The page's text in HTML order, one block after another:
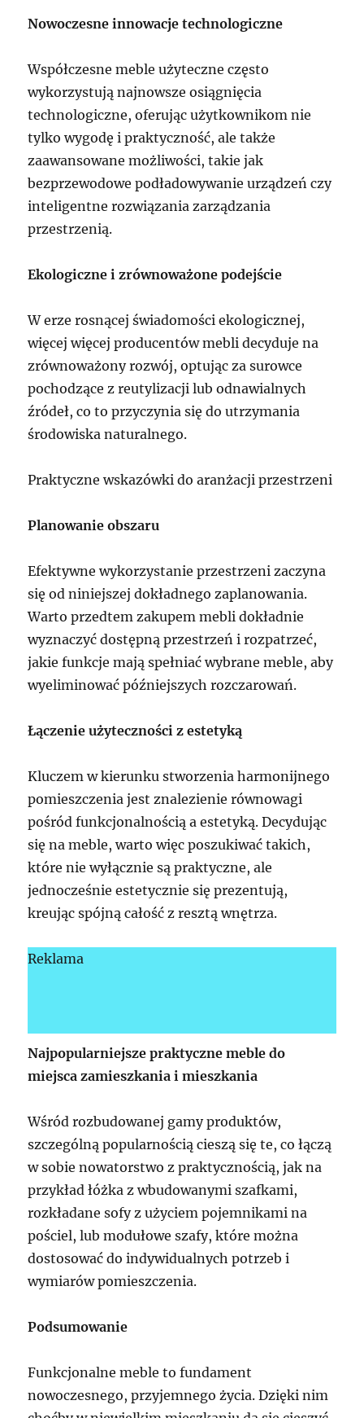
Nowoczesne innowacje technologiczne
Współczesne meble użyteczne często
wykorzystują najnowsze osiągnięcia
technologiczne, oferując użytkownikom nie
tylko wygodę i praktyczność, ale także
zaawansowane możliwości, takie jak
bezprzewodowe podładowywanie urządzeń czy
inteligentne rozwiązania zarządzania
przestrzenią.
Ekologiczne i zrównoważone podejście
W erze rosnącej świadomości ekologicznej,
więcej więcej producentów mebli decyduje na
zrównoważony rozwój, optując za surowce
pochodzące z reutylizacji lub odnawialnych
źródeł, co to przyczynia się do utrzymania
środowiska naturalnego.
Praktyczne wskazówki do aranżacji przestrzeni
Planowanie obszaru
Efektywne wykorzystanie przestrzeni zaczyna
się od niniejszej dokładnego zaplanowania.
Warto przedtem zakupem mebli dokładnie
wyznaczyć dostępną przestrzeń i rozpatrzeć,
jakie funkcje mają spełniać wybrane meble, aby
wyeliminować późniejszych rozczarowań.
Łączenie użyteczności z estetyką
Kluczem w kierunku stworzenia harmonijnego
pomieszczenia jest znalezienie równowagi
pośród funkcjonalnością a estetyką. Decydując
się na meble, warto więc poszukiwać takich,
które nie wyłącznie są praktyczne, ale
jednocześnie estetycznie się prezentują,
kreując spójną całość z resztą wnętrza.
Reklama
Najpopularniejsze praktyczne meble do
miejsca zamieszkania i mieszkania
Wśród rozbudowanej gamy produktów,
szczególną popularnością cieszą się te, co łączą
w sobie nowatorstwo z praktycznością, jak na
przykład łóżka z wbudowanymi szafkami,
rozkładane sofy z użyciem pojemnikami na
pościel, lub modułowe szafy, które można
dostosować do indywidualnych potrzeb i
wymiarów pomieszczenia.
Podsumowanie
Funkcjonalne meble to fundament
nowoczesnego, przyjemnego życia. Dzięki nim